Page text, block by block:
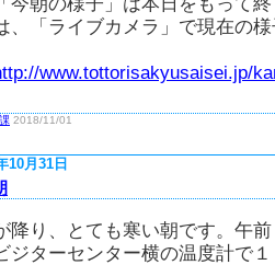
、「ライブカメラ」で現在の様
www.tottorisakyusaisei.jp/
2018/11/01
10月31日
降り、とても寒い朝です。午
ジターセンター横の温度計で